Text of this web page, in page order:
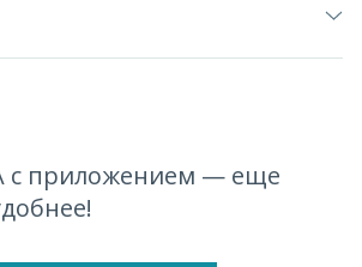
с приложением — еще